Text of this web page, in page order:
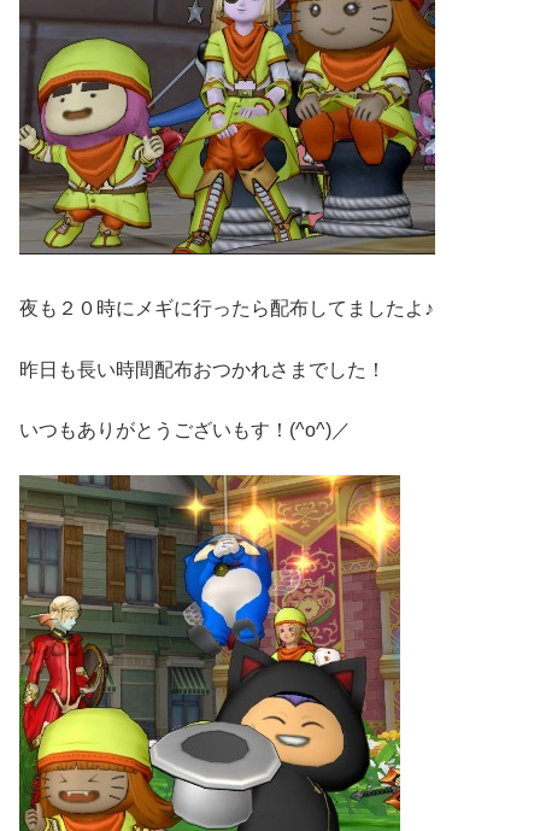
夜も２０時にメギに行ったら配布してましたよ♪
昨日も長い時間配布おつかれさまでした！
いつもありがとうございもす！(^o^)／